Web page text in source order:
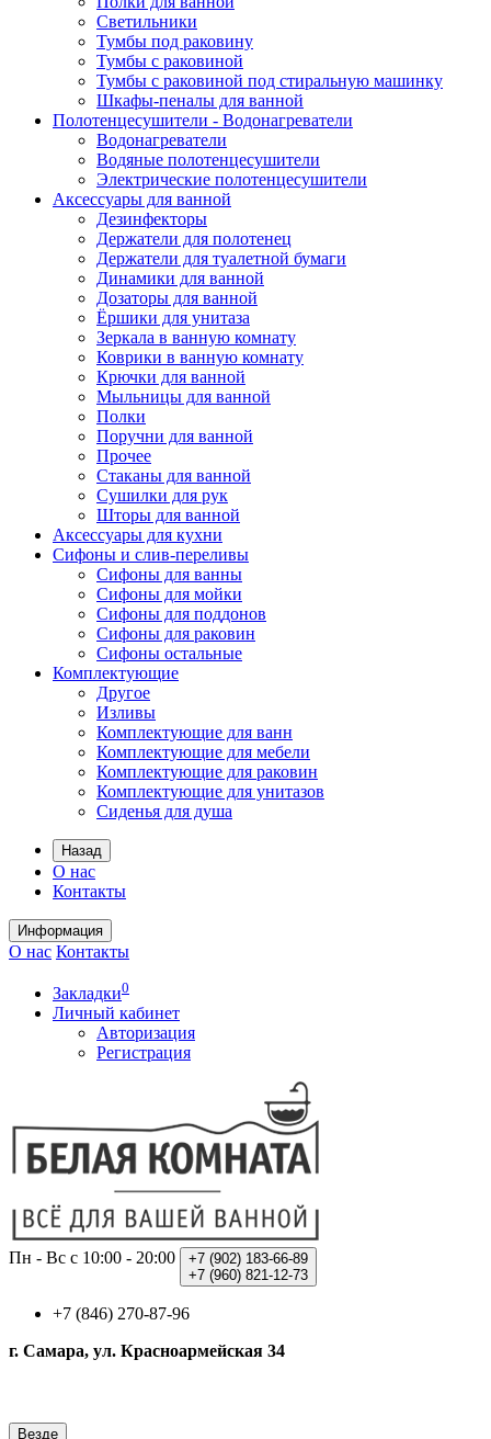
Светильники
Тумбы под раковину
Тумбы с раковиной
Тумбы с раковиной под стиральную машинку
Шкафы-пеналы для ванной
Полотенцесушители - Водонагреватели
Водонагреватели
Водяные полотенцесушители
Электрические полотенцесушители
Аксессуары для ванной
Дезинфекторы
Держатели для полотенец
Держатели для туалетной бумаги
Динамики для ванной
Дозаторы для ванной
Ёршики для унитаза
Зеркала в ванную комнату
Коврики в ванную комнату
Крючки для ванной
Мыльницы для ванной
Полки
Поручни для ванной
Прочее
Стаканы для ванной
Сушилки для рук
Шторы для ванной
Аксессуары для кухни
Сифоны и слив-переливы
Сифоны для ванны
Сифоны для мойки
Сифоны для поддонов
Сифоны для раковин
Сифоны остальные
Комплектующие
Другое
Изливы
Комплектующие для ванн
Комплектующие для мебели
Комплектующие для раковин
Комплектующие для унитазов
Сиденья для душа
Назад
О нас
Контакты
Информация
О нас Контакты
Закладки0
Личный кабинет
Авторизация
Регистрация
Пн - Вс с 10:00 - 20:00 +7 (902) 183-66-89
+7 (960) 821-12-73
+7 (846) 270-87-96
г. Самара, ул. Красноармейская 34
Везде